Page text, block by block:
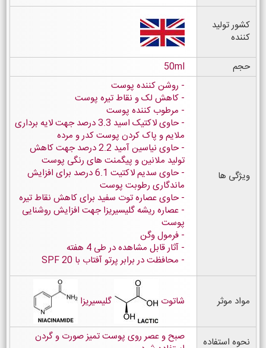
کشور تولید
کننده
حجم
50ml
ویژگی ها
روشن کننده پوست
کاهش لک و نقاط تیره پوست
مرطوب کننده پوست
حاوی لاکتیک اسید 3.3 درصد جهت لایه برداری
ملایم و پاک کردن پوست کدر و مرده
حاوی نیاسین آمید 2.2 درصد جهت کاهش
تولید ملانین و پیگمنت های رنگی پوست
حاوی سدیم لاکتیت 6.1 درصد برای افزایش
ماندگاری رطوبت پوست
حاوی عصاره توت سفید برای کاهش نقاط تیره
عصاره ریشه گلیسیریزا جهت افزایش روشنایی
پوست
فرمول وگن
آثار قابل مشاهده در طی 4 هفته
محافظت در برابر پرتو آفتاب با SPF 20
مواد موثر شاتوت گلیسیریزا
نحوه استفاده
صبح و عصر روی پوست تمیز صورت و گردن